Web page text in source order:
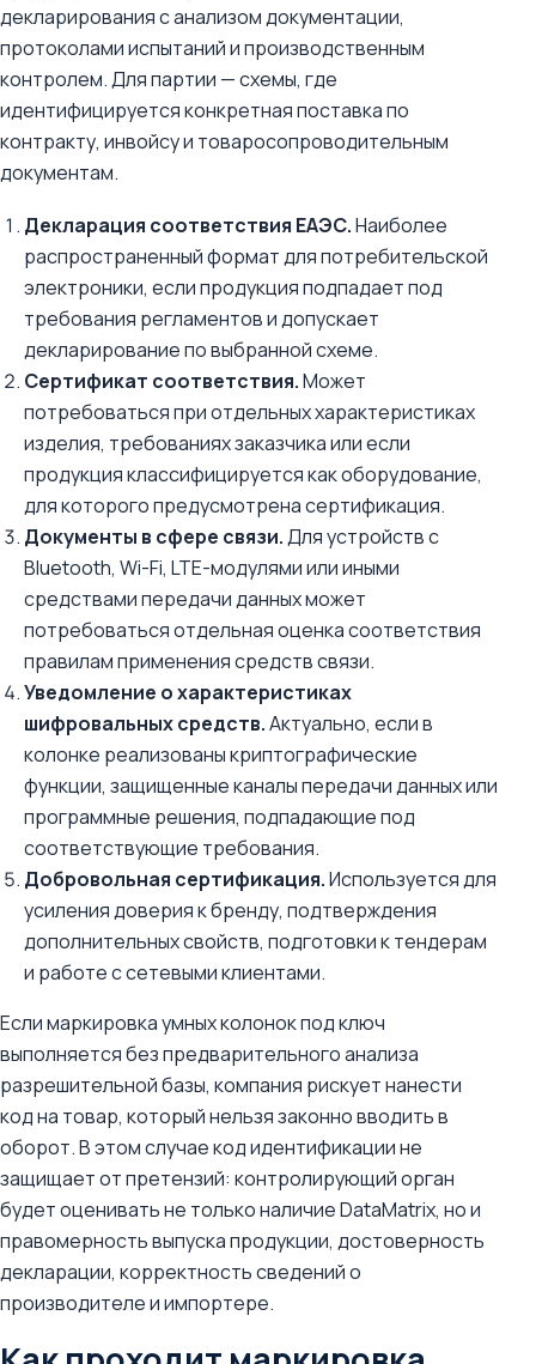
декларирования с анализом документации,
протоколами испытаний и производственным
контролем. Для партии — схемы, где
идентифицируется конкретная поставка по
контракту, инвойсу и товаросопроводительным
документам.
Декларация соответствия ЕАЭС.Наиболее
распространенный формат для потребительской
электроники, если продукция подпадает под
требования регламентов и допускает
декларирование по выбранной схеме.
Сертификат соответствия.Может
потребоваться при отдельных характеристиках
изделия, требованиях заказчика или если
продукция классифицируется как оборудование,
для которого предусмотрена сертификация.
Документы в сфере связи.Для устройств с
Bluetooth, Wi-Fi, LTE-модулями или иными
средствами передачи данных может
потребоваться отдельная оценка соответствия
правилам применения средств связи.
Уведомление о характеристиках
шифровальных средств.Актуально, если в
колонке реализованы криптографические
функции, защищенные каналы передачи данных или
программные решения, подпадающие под
соответствующие требования.
Добровольная сертификация.Используется для
усиления доверия к бренду, подтверждения
дополнительных свойств, подготовки к тендерам
и работе с сетевыми клиентами.
Если маркировка умных колонок под ключ
выполняется без предварительного анализа
разрешительной базы, компания рискует нанести
код на товар, который нельзя законно вводить в
оборот. В этом случае код идентификации не
защищает от претензий: контролирующий орган
будет оценивать не только наличие DataMatrix, но и
правомерность выпуска продукции, достоверность
декларации, корректность сведений о
производителе и импортере.